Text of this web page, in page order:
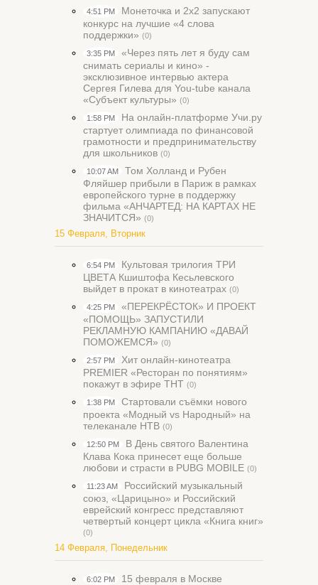
4:51 PM
Монеточка и 2х2 запускают
конкурс на лучшие «4 слова
поддержки» (0)
3:35 PM
«Через пять лет я буду сам
снимать сериалы и кино» -
эксклюзивное интервью актера
Сергея Гилева для You-tube канала
«Субъект культуры» (0)
1:58 PM
На онлайн-платформе Учи.ру
стартует олимпиада по финансовой
грамотности и предпринимательству
для школьников (0)
10:07 AM
Том Холланд и Рубен
Фляйшер прибыли в Париж в рамках
европейского турне в поддержку
фильма «АНЧАРТЕД: НА КАРТАХ НЕ
ЗНАЧИТСЯ» (0)
15 Февраля, Вторник
6:54 PM
Культовая трилогия ТРИ
ЦВЕТА Кшиштофа Кесьлевского
выйдет в прокат в кинотеатрах (0)
4:25 PM
«ПЕРЕКРЁСТОК» И ПРОЕКТ
«ПОМОЩЬ» ЗАПУСТИЛИ
РЕКЛАМНУЮ КАМПАНИЮ «ДАВАЙ
ПОМОЖЕМСЯ» (0)
2:57 PM
Хит онлайн-кинотеатра
PREMIER «Ресторан по понятиям»
покажут в эфире ТНТ (0)
1:38 PM
Стартовали съёмки нового
проекта «Модный vs Народный» на
телеканале НТВ (0)
12:50 PM
В День святого Валентина
Клава Кока принесет еще больше
любови и страсти в PUBG MOBILE (0)
11:23 AM
Российский музыкальный
союз, «Царицыно» и Российский
еврейский конгресс представляют
четвертый концерт цикла «Книга книг»
(0)
14 Февраля, Понедельник
6:02 PM
15 февраля в Москве